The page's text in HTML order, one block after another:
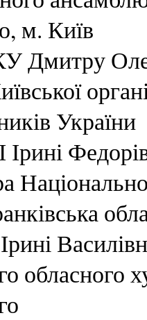
м. Київ
України
обласного